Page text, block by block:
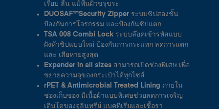
เรียบ ลื่น แม้พื้นผิวขรุขระ
DUOSAF™Security Zipper ระบบซิปสองชั้น
ป้องกันการโจรกรรม และป้องกันซิปแตก
TSA 008 Combi Lock ระบบล๊อคเข้ารหัสแบบ
ฝังหัวซิปแบบใหม่ ป้องกันการกระแทก ลดการแตก
และ เสียหายสูงสุด
Expander in all sizes สามารถเปิดช่องพิเศษ เพื่อ
ขยายความจุของกระเป๋าได้ทุกไซส์
rPET & Antimicrobial Treated Lining ภายใน
ช่องเก็บของ มีเนื้อผ้าแบบพิเศษช่วยลดการเจริญ
เติบโตของจุลินทรีย์ แบคทีเรียและเชื้อรา